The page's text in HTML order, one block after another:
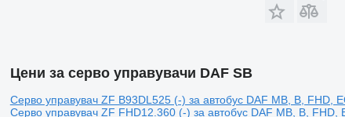
Цени за серво управувачи DAF SB
Серво управувач ZF B93DL525 (-) за автобус DAF MB, B, FHD,
Серво управувач ZF FHD12.360 (-) за автобус DAF MB, B, FHD,